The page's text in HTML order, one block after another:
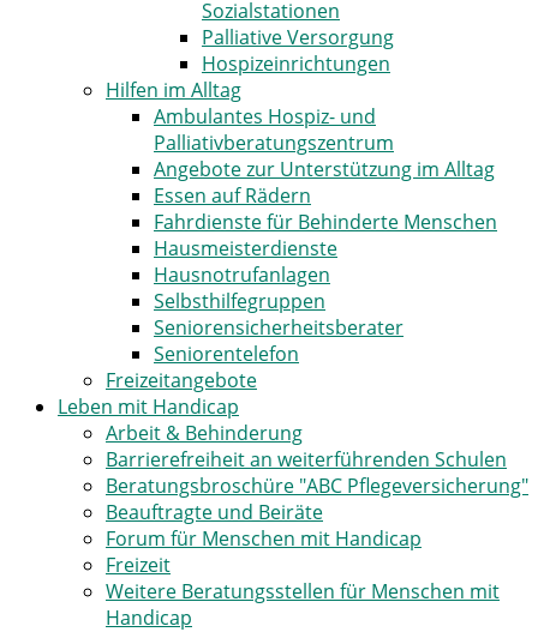
Sozialstationen
Palliative Versorgung
Hospizeinrichtungen
Hilfen im Alltag
Ambulantes Hospiz- und
Palliativberatungszentrum
Angebote zur Unterstützung im Alltag
Essen auf Rädern
Fahrdienste für Behinderte Menschen
Hausmeisterdienste
Hausnotrufanlagen
Selbsthilfegruppen
Seniorensicherheitsberater
Seniorentelefon
Freizeitangebote
Leben mit Handicap
Arbeit & Behinderung
Barrierefreiheit an weiterführenden Schulen
Beratungsbroschüre "ABC Pflegeversicherung"
Beauftragte und Beiräte
Forum für Menschen mit Handicap
Freizeit
Weitere Beratungsstellen für Menschen mit
Handicap